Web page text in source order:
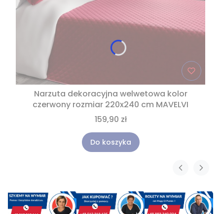
Narzuta dekoracyjna welwetowa kolor
czerwony rozmiar 220x240 cm MAVELVI
159,90 zł
Do koszyka